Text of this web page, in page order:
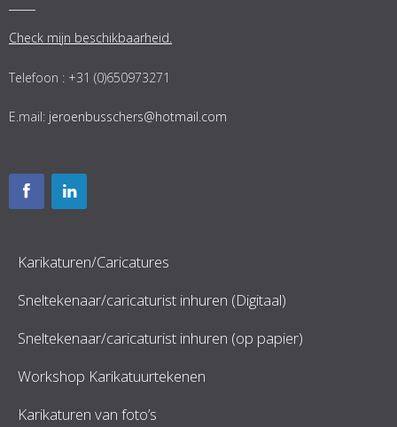
Check mijn beschikbaarheid.
Telefoon : +31 (0)650973271
E.mail: jeroenbusschers@hotmail.com
Karikaturen/Caricatures
Sneltekenaar/caricaturist inhuren (Digitaal)
Sneltekenaar/caricaturist inhuren (op papier)
Workshop Karikatuurtekenen
Karikaturen van foto’s